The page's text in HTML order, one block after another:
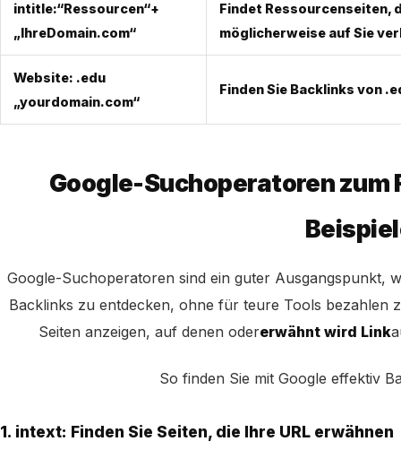
intitle:“Ressourcen“+
„IhreDomain.com“
Findet Ressourcenseiten,
möglicherweise auf Sie
Website: .edu
„yourdomain.com“
Finden Sie Backlinks von
Google-Suchoperatoren zum
Google-Suchoperatoren sind ein guter Ausgangspunkt,
Backlinks zu entdecken, ohne für teure Tools bezahlen
Seiten anzeigen, auf denen odererwähnt wird Link
So finden Sie mit Google effektiv
1. intext: Finden Sie Seiten, die Ihre URL erwähnen